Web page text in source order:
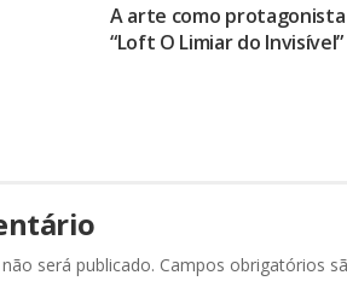
A arte como
“Loft O Limiar do Invisível”
será publicado. Campos obrigatórios